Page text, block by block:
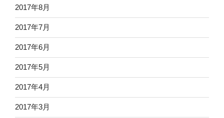
2017年8月
2017年7月
2017年6月
2017年5月
2017年4月
2017年3月